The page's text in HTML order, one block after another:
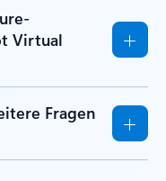
Virtual
Fragen